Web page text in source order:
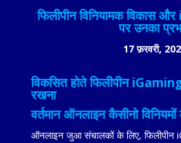
फिलीपीन विनियामक विकास
पर उनका
17 फ़रवरी,
विकसित होते फिलीपीन
रखना
वर्तमान ऑनलाइन कैसीनो विनियमों
ऑनलाइन जुआ संचालकों के लिए, फिलीपीन